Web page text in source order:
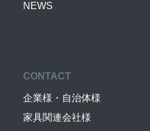
NEWS
CONTACT
企業様・自治体様
家具関連会社様